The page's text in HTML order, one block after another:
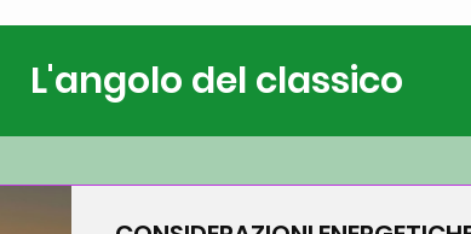
L'angolo del classico